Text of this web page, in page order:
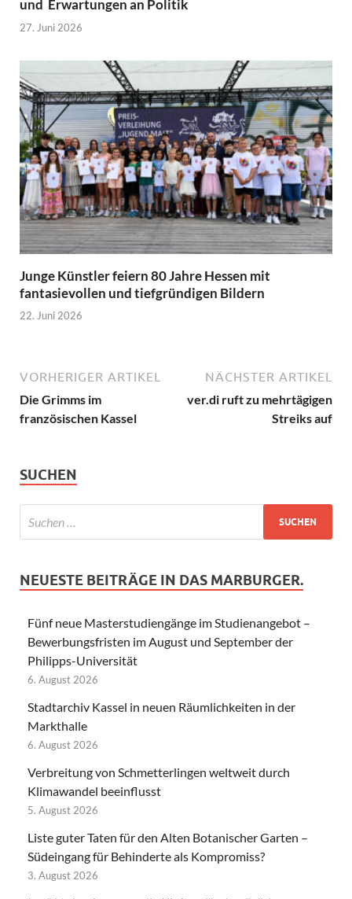
und Erwartungen an Politik
27. Juni 2026
Junge Künstler feiern 80 Jahre Hessen mit
fantasievollen und tiefgründigen Bildern
22. Juni 2026
VORHERIGER ARTIKEL
Die Grimms im
französischen Kassel
NÄCHSTER ARTIKEL
ver.di ruft zu mehrtägigen
Streiks auf
SUCHEN
NEUESTE BEITRÄGE IN DAS MARBURGER.
Fünf neue Masterstudiengänge im Studienangebot –
Bewerbungsfristen im August und September der
Philipps-Universität
6. August 2026
Stadtarchiv Kassel in neuen Räumlichkeiten in der
Markthalle
6. August 2026
Verbreitung von Schmetterlingen weltweit durch
Klimawandel beeinflusst
5. August 2026
Liste guter Taten für den Alten Botanischer Garten –
Südeingang für Behinderte als Kompromiss?
3. August 2026